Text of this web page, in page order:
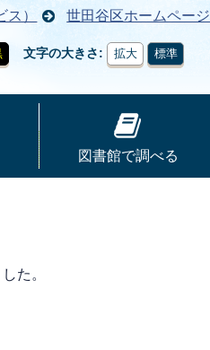
） 世田谷区ホームページ
文字の大きさ 拡大 標準
図書館で調べる
た。